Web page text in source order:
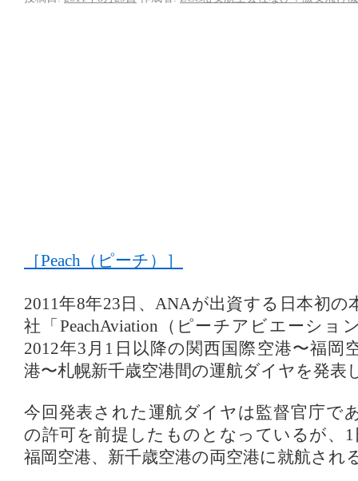
［Peach（ピーチ）］
2011年8年23日、ANAが出資する日本初の
社「PeachAviation（ピーチアビエーショ
2012年3月1日以降の関西国際空港〜福岡
港〜札幌新千歳空港間の運航ダイヤを発表
今回発表された運航ダイヤは監督官庁で
の許可を前提したものとなっているが、
福岡空港、新千歳空港の両空港に就航され